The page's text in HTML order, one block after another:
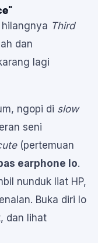
Third
dan
lagi
ngopi di slow
seni
(pertemuan
earphone lo.
nunduk liat HP,
Buka diri lo
dan lihat